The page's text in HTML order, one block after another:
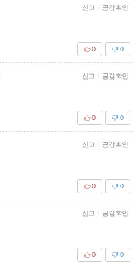
신고 | 공감 확인
0
0
신고 | 공감 확인
0
0
신고 | 공감 확인
0
0
신고 | 공감 확인
0
0